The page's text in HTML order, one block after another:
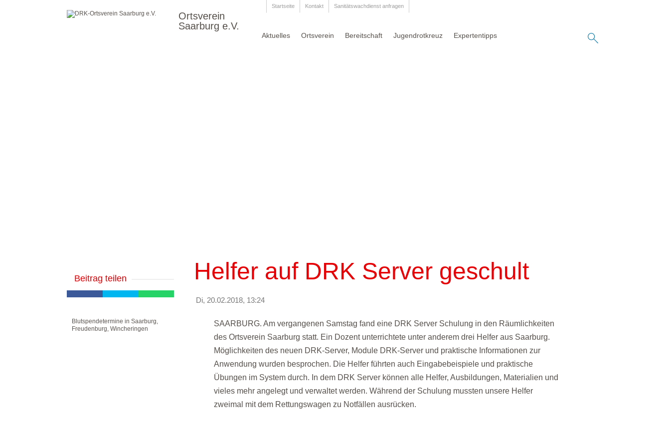
Ortsverein
Saarburg e.V.
Startseite Kontakt Sanitätswachdienst anfragen
Aktuelles Ortsverein Bereitschaft Jugendrotkreuz Expertentipps
Helfer auf DRK Server geschult
Di, 20.02.2018, 13:24
SAARBURG. Am vergangenen Samstag fand eine DRK Server Schulung in den Räumlichkeiten
des Ortsverein Saarburg statt. Ein Dozent unterrichtete unter anderem drei Helfer aus Saarburg.
Möglichkeiten des neuen DRK-Server, Module DRK-Server und praktische Informationen zur
Anwendung wurden besprochen. Die Helfer führten auch Eingabebeispiele und praktische
Übungen im System durch. In dem DRK Server können alle Helfer, Ausbildungen, Materialien und
vieles mehr angelegt und verwaltet werden. Während der Schulung mussten unsere Helfer
zweimal mit dem Rettungswagen zu Notfällen ausrücken.
Beitrag teilen
Blutspendetermine in Saarburg,
Freudenburg, Wincheringen